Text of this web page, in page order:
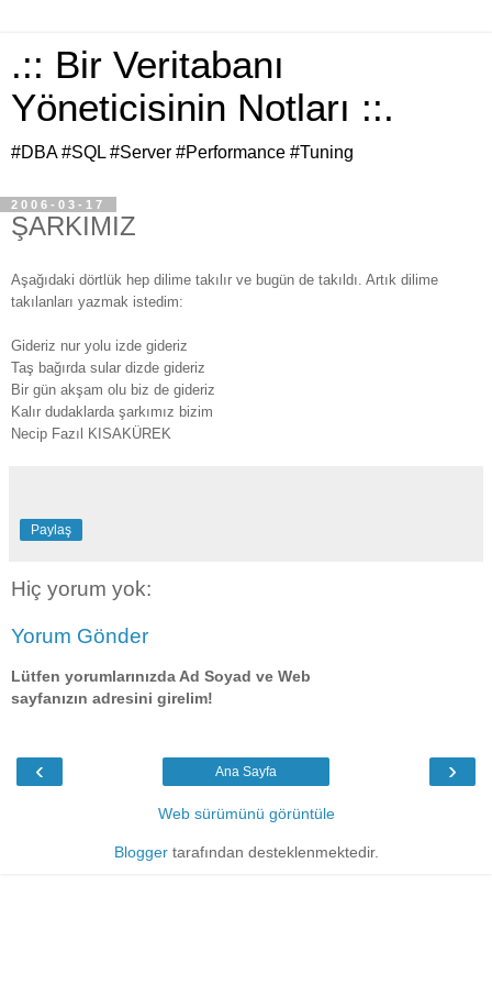
.:: Bir Veritabanı
Yöneticisinin Notları ::.
#DBA #SQL #Server #Performance #Tuning
2006-03-17
ŞARKIMIZ
Aşağıdaki dörtlük hep dilime takılır ve bugün de takıldı. Artık dilime
takılanları yazmak istedim:
Gideriz nur yolu izde gideriz
Taş bağırda sular dizde gideriz
Bir gün akşam olu biz de gideriz
Kalır dudaklarda şarkımız bizim
Necip Fazıl KISAKÜREK
Paylaş
Hiç yorum yok:
Yorum Gönder
Lütfen yorumlarınızda Ad Soyad ve Web
sayfanızın adresini girelim!
‹ ›
Ana Sayfa
Web sürümünü görüntüle
Bloggertarafından desteklenmektedir.